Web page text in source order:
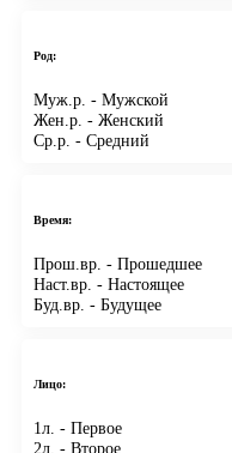
Род:
Муж.р. - Мужской
Жен.р. - Женский
Ср.р. - Средний
Время:
Прош.вр. - Прошедшее
Наст.вр. - Настоящее
Буд.вр. - Будущее
Лицо:
1л. - Первое
2л. - Второе